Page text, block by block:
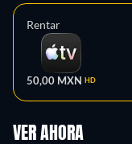
Rentar
50,00 MXN HD
VER AHORA